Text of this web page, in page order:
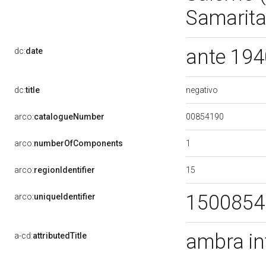
dc:date ante
dc:title negativo
arco:catalogueNumber 00854190
arco:numberOfComponents 1
arco:regionIdentifier 15
arco:uniqueIdentifier
a-cd:attributedTitle ambra